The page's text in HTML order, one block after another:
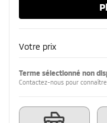
Votre prix
Terme sélectionné non
Contactez-nous pour